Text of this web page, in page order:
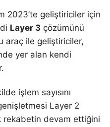
2023’te geliştiriciler için
Layer 3 çözümünü
araç ile geliştiriciler,
yer alan kendi
işlem sayısını
Layer 2
rekabetin devam ettiğini